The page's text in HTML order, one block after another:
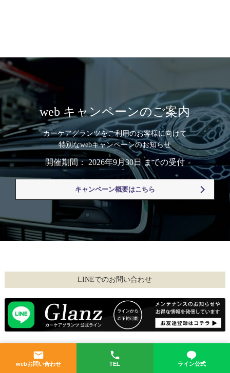
web キャンペーンのご案内
カーケアグランツをご利用のお客様に向けて
特別なwebキャンペーンのお知らせ
開催期間： 2026年9月30日 までの受付
キャンペーン概要はこちら
LINEでのお問い合わせ
カーケア グランツ
webお問い合わせ TEL ライン公式